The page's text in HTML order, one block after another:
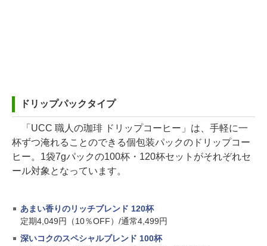
ドリップパックタイプ
「UCC 職人の珈琲 ドリップコーヒー」は、手軽に一
杯ずつ淹れることのできる個包装パックのドリップコー
ヒー。1袋7gパックの100杯・120杯セットがそれぞれセ
ール対象となっています。
あまい香りのリッチブレンド 120杯
定期4,049円（10％OFF）/通常4,499円
深いコクのスペシャルブレンド 100杯